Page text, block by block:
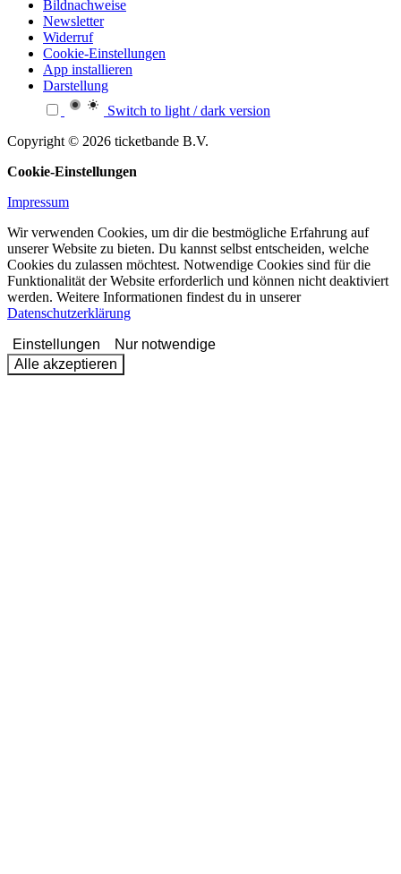
Bildnachweise
Newsletter
Widerruf
Cookie-Einstellungen
App installieren
Darstellung
Switch to light / dark version
Copyright © 2026 ticketbande B.V.
Cookie-Einstellungen
Impressum
Wir verwenden Cookies, um dir die bestmögliche Erfahrung auf
unserer Website zu bieten. Du kannst selbst entscheiden, welche
Cookies du zulassen möchtest. Notwendige Cookies sind für die
Funktionalität der Website erforderlich und können nicht deaktiviert
werden. Weitere Informationen findest du in unserer
Datenschutzerklärung
Einstellungen
Nur notwendige
Alle akzeptieren